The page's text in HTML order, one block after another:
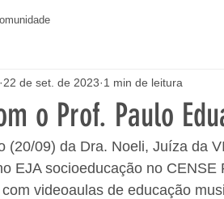
o Prof. Paulo
22 de set. de 2023 1 min de leitura
(20/09) da Dra. Noeli, Juíza da
EJA socioeducação no
videoaulas de educação